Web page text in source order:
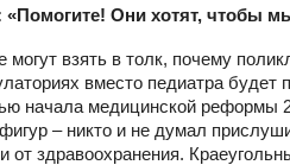
Они хотят, чтобы
взять в толк, почему
вместо педиатра будет
начала медицинской реформы
– никто и не думал
от здравоохранения.